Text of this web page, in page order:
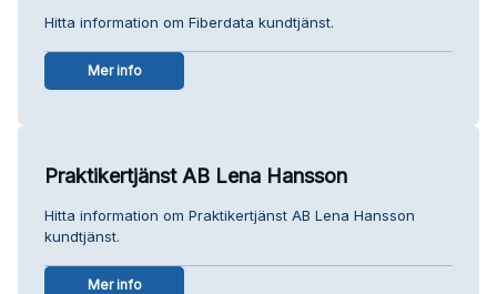
Hitta information om Fiberdata kundtjänst.
Mer info
Praktikertjänst AB Lena Hansson
Hitta information om Praktikertjänst AB Lena Hansson
kundtjänst.
Mer info